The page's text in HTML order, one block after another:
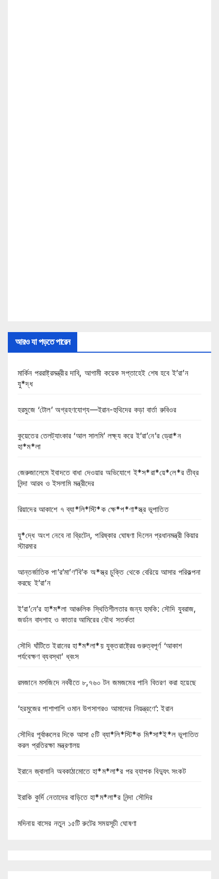
আরও যা পড়তে পারেন
মার্কিন পররাষ্ট্রমন্ত্রীর দাবি, আগামী কয়েক সপ্তাহেই শেষ হবে ই’রা’ন
যু*দ্ধ
হরমুজে ‘টোল’ অগ্রহণযোগ্য—ইরান-হুথিদের কড়া বার্তা রুবিওর
কুয়েতের তেলট্যাংকার ‘আল সালমি’ লক্ষ্য করে ই’রা’নে’র ড্রো*ন
হা*ম*লা
জেরুজালেমে ইবাদতে বাধা দেওয়ার অভিযোগে ই*স*রা*য়ে*লে*র তীব্র
নিন্দা আরব ও ইসলামি মন্ত্রীদের
রিয়াদের আকাশে ৭ ব্যা*লি*স্টি*ক ক্ষে*প*ণা*স্ত্র ভূপাতিত
যু*দ্ধে অংশ নেবে না ব্রিটেন, পরিষ্কার ঘোষণা দিলেন প্রধানমন্ত্রী কিয়ার
স্টারমার
আন্তর্জাতিক পা’র’মা’ণ’বি’ক অ*স্ত্র চুক্তি থেকে বেরিয়ে আসার পরিকল্পনা
করছে ই’রা’ন
ই’রা’নে’র হা*ম*লা আঞ্চলিক স্থিতিশীলতার জন্য হুমকি: সৌদি যুবরাজ,
জর্ডান বাদশাহ ও কাতার আমিরের যৌথ সতর্কতা
সৌদি ঘাঁটিতে ইরানের হা*ম*লা*য় যুক্তরাষ্ট্রের গুরুত্বপূর্ণ ‘আকাশ
পর্যবেক্ষণ ব্যবস্থা’ ধ্বংস
রমজানে মসজিদে নববীতে ৮,৭৬০ টন জমজমের পানি বিতরণ করা হয়েছে
‘হরমুজের পাশাপাশি ওমান উপসাগরও আমাদের নিয়ন্ত্রণে’: ইরান
সৌদির পূর্বাঞ্চলের দিকে আসা ৫টি ব্যা*লি*স্টি*ক মি*সা*ই*ল ভূপাতিত
করল প্রতিরক্ষা মন্ত্রণালয়
ইরানে জ্বালানি অবকাঠামোতে হা*ম*লা*র পর ব্যাপক বিদ্যুৎ সংকট
ইরাকি কুর্দি নেতাদের বাড়িতে হা*ম*লা*র নিন্দা সৌদির
মদিনায় বাসের নতুন ১৫টি রুটের সময়সূচী ঘোষণা